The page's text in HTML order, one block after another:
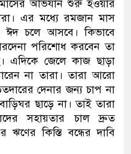
অভিযান শুরু হওয়ার
এর মধ্যে রমজান মাস
চলে আসবে। কিভাবে
পরিশোধ করবেন তা
এদিকে জেলে কাজ ছাড়া
না তারা। তারা আরো
দেনার জন্য চাপ না
ছাড়ে না। তাই তারা
সহায়তার চাল দ্রুত
ঋণের কিস্তি বন্ধের দাবি